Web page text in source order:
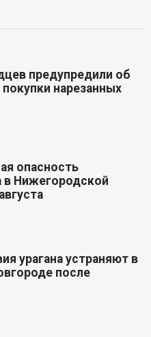
предупредили об
нарезанных
опасность
в Нижегородской
урагана устраняют в
после